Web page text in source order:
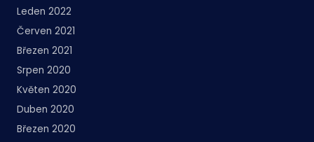
Leden 2022
Červen 2021
Březen 2021
Srpen 2020
Květen 2020
Duben 2020
Březen 2020